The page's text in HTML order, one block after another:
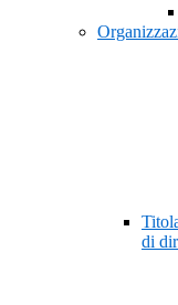
di